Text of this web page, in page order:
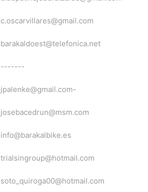
c.oscarvillares@gmail.com
barakaldoest@telefonica.net
-------
jpalenke@gmail.com-
josebacedrun@msm.com
info@barakalbike.es
trialsingroup@hotmail.com
soto_quiroga00@hotmail.com